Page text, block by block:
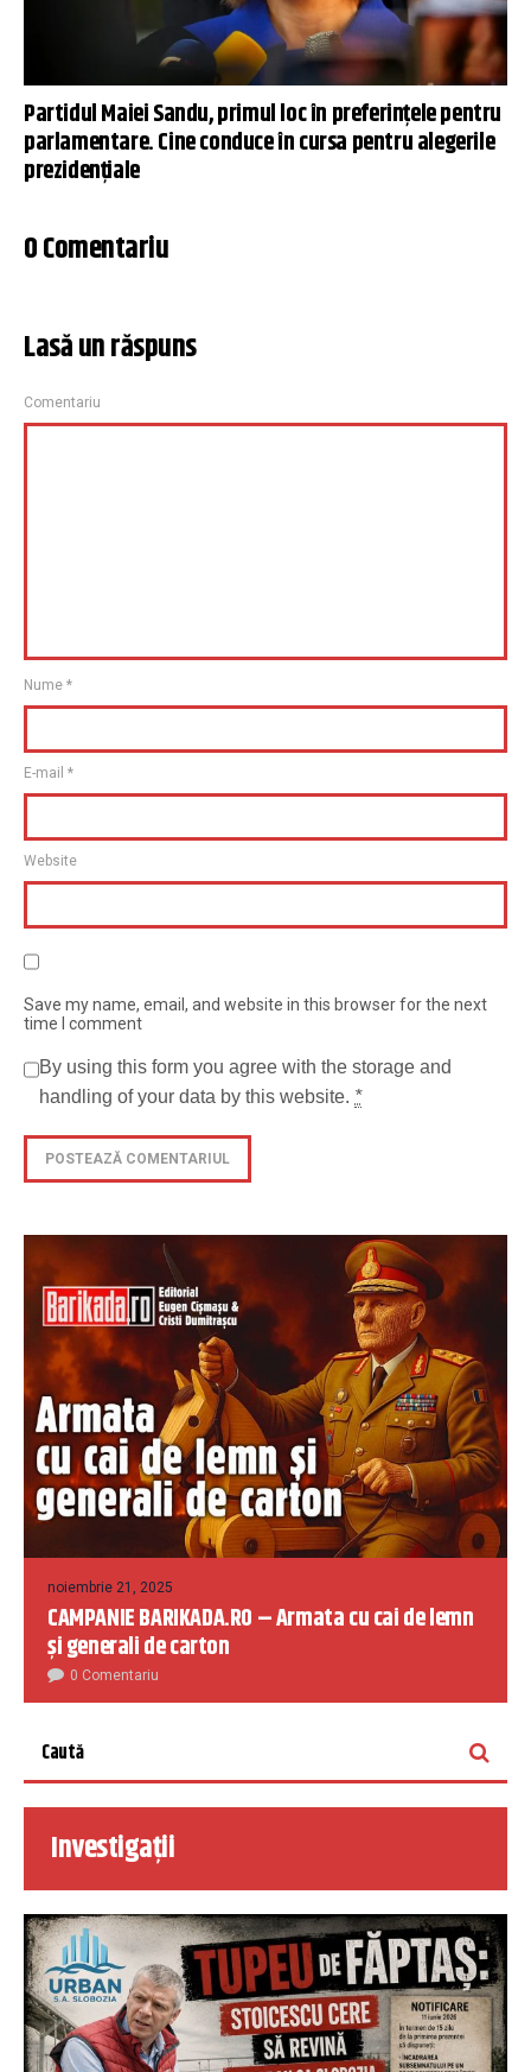
Partidul Maiei Sandu, primul loc în preferințele pentru
parlamentare. Cine conduce în cursa pentru alegerile
prezidențiale
0 Comentariu
Lasă un răspuns
Comentariu
Nume *
E-mail *
Website
Save my name, email, and website in this browser for the next
time I comment
By using this form you agree with the storage and
handling of your data by this website. *
noiembrie 21, 2025
CAMPANIE BARIKADA.RO – Armata cu cai de lemn
și generali de carton
0 Comentariu
Investigații